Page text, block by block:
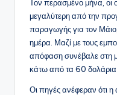
Τον περασμένο μήνα,
μεγαλύτερη από την
παραγωγής για τον
ημέρα. Μαζί με τους
απόφαση συνέβαλε στη
κάτω από τα 60 δολάρια
Οι πηγές ανέφεραν ότι η